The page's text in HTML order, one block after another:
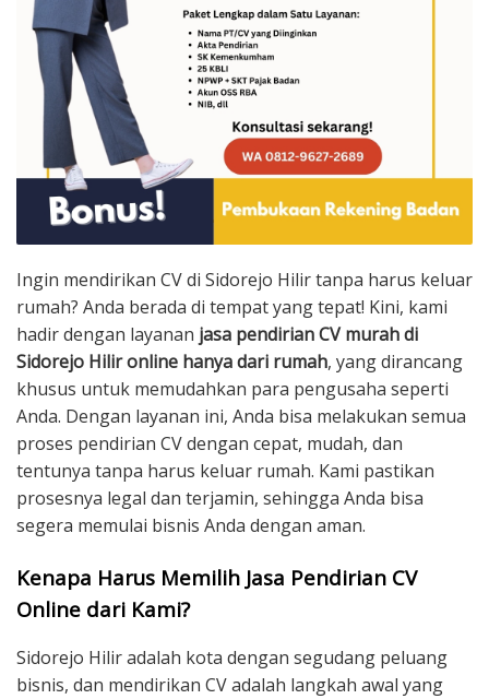
Ingin mendirikan CV di Sidorejo Hilir tanpa harus keluar
rumah? Anda berada di tempat yang tepat! Kini, kami
hadir dengan layanan jasa pendirian CV murah di
Sidorejo Hilir online hanya dari rumah, yang dirancang
khusus untuk memudahkan para pengusaha seperti
Anda. Dengan layanan ini, Anda bisa melakukan semua
proses pendirian CV dengan cepat, mudah, dan
tentunya tanpa harus keluar rumah. Kami pastikan
prosesnya legal dan terjamin, sehingga Anda bisa
segera memulai bisnis Anda dengan aman.
Kenapa Harus Memilih Jasa Pendirian CV
Online dari Kami?
Sidorejo Hilir adalah kota dengan segudang peluang
bisnis, dan mendirikan CV adalah langkah awal yang